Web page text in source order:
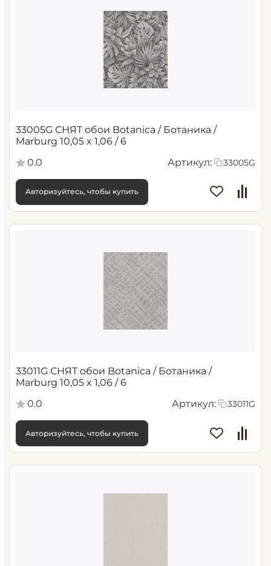
33005G СНЯТ обои Botanica / Ботаника /
Marburg 10,05 x 1,06 / 6
0.0
Артикул: 33005G
Авторизуйтесь, чтобы купить
33011G СНЯТ обои Botanica / Ботаника /
Marburg 10,05 x 1,06 / 6
0.0
Артикул: 33011G
Авторизуйтесь, чтобы купить